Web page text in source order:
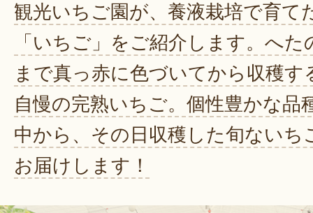
観光いちご園が、養液栽培で育て
「いちご」をご紹介します。へた
まで真っ赤に色づいてから収穫す
自慢の完熟いちご。個性豊かな品
中から、その日収穫した旬ないち
お届けします！